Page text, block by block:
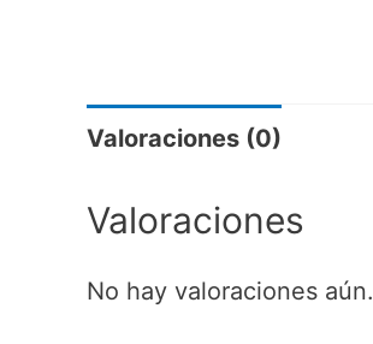
Valoraciones (0)
Valoraciones
No hay valoraciones aún.